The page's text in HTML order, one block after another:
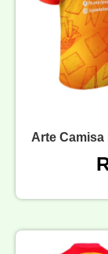
Arte Camisa